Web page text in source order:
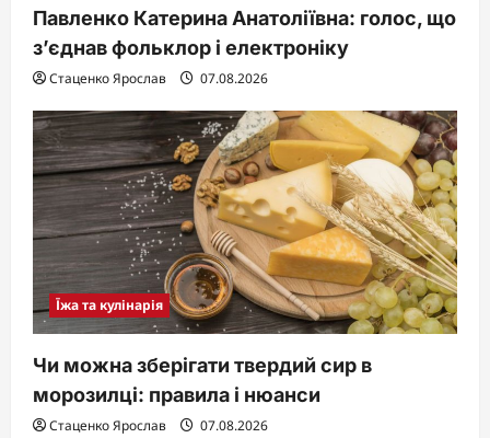
Павленко Катерина Анатоліївна: голос, що
з’єднав фольклор і електроніку
Стаценко Ярослав 07.08.2026
Їжа та кулінарія
Чи можна зберігати твердий сир в
морозилці: правила і нюанси
Стаценко Ярослав 07.08.2026